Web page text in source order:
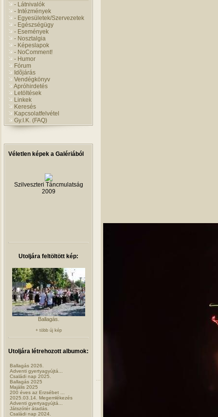
- Látnivalók
- Intézmények
- Egyesületek/Szervezetek
- Egészségügy
- Események
- Nosztalgia
- Képeslapok
- NoComment!
- Humor
Fórum
Idõjárás
Vendégkönyv
Apróhirdetés
Letöltések
Linkek
Keresés
Kapcsolatfelvétel
Gy.I.K. (FAQ)
Véletlen képek a Galériából
Szilveszteri Táncmulatság
2009
Utoljára feltöltött kép:
Ballagás.
+ több új kép
Utoljára létrehozott albumok:
Ballagás 2026.
Adventi gyertyagyújtá...
Családi nap 2025.
Ballagás 2025
Majális 2025
200 éves az Erzsébet ...
2025.03.14. Megemlékezés
Adventi gyertyagyújtá...
Játszótér átadás.
Családi nap 2024.